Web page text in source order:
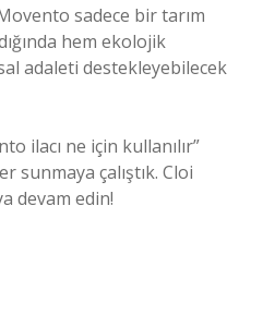
sadece bir tarım
hem ekolojik
adaleti destekleyebilecek
ilacı ne için kullanılır”
sunmaya çalıştık. Cloi
devam edin!